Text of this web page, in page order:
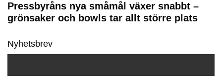
Pressbyråns nya småmål växer snabbt –
grönsaker och bowls tar allt större plats
Nyhetsbrev